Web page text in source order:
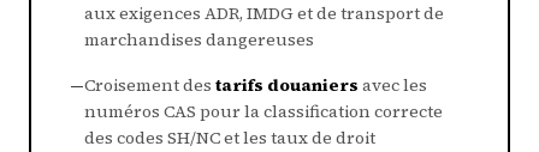
aux exigences ADR, IMDG et de transport de
marchandises dangereuses
—Croisement des tarifs douaniers avec les
numéros CAS pour la classification correcte
des codes SH/NC et les taux de droit